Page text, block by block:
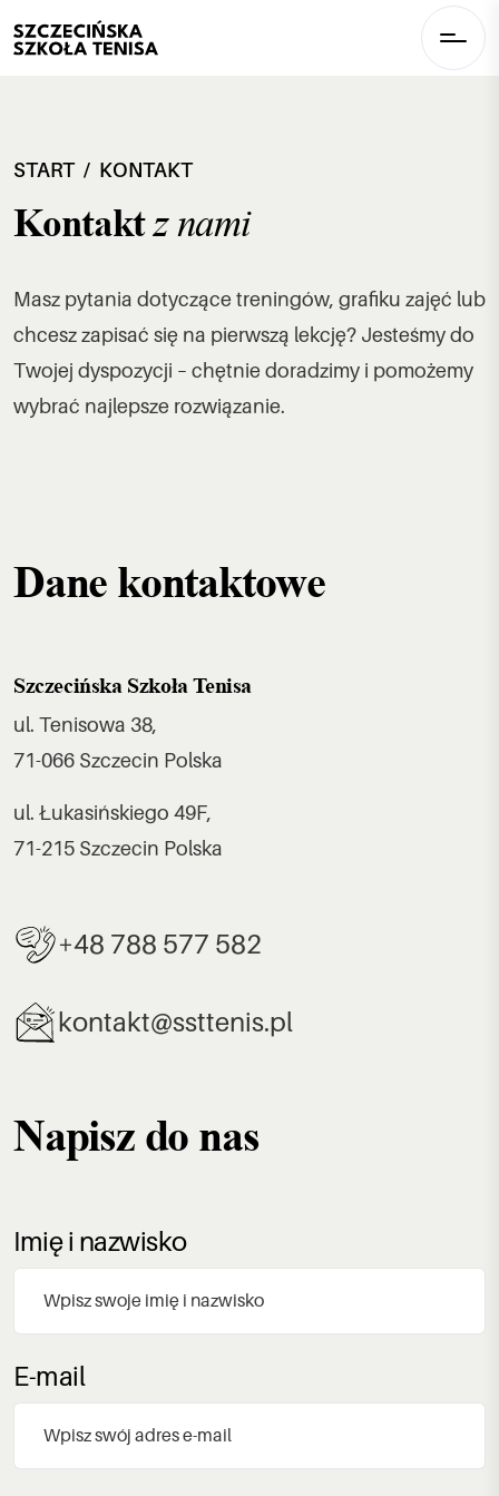
START KONTAKT
Kontaktz nami
Masz pytania dotyczące treningów, grafiku zajęć lub
chcesz zapisać się na pierwszą lekcję? Jesteśmy do
Twojej dyspozycji – chętnie doradzimy i pomożemy
wybrać najlepsze rozwiązanie.
Dane kontaktowe
Szczecińska Szkoła Tenisa
ul. Tenisowa 38,
71-066 Szczecin Polska
ul. Łukasińskiego 49F,
71-215 Szczecin Polska
+48 788 577 582
kontakt@ssttenis.pl
Napisz do nas
Imię i nazwisko
E-mail